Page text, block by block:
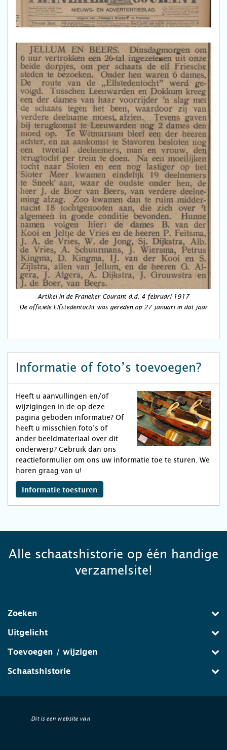
Artikel in de Franeker Courant d.d. 4 februari 1917
De officiële Elfstedentocht was gereden op 27 januari in dat jaar
Informatie of foto’s toevoegen?
Heeft u aanvullingen en/of
wijzigingen in de op deze
pagina geboden informatie? Of
heeft u misschien foto’s of
ander beeldmateriaal over dit
onderwerp? Gebruik dan ons
reactieformulier om ons uw informatie toe te sturen. We
horen graag van u!
Informatie toesturen
Alle schaatshistorie op één handige
verzamelsite!
Zoeken
Uitgelicht
Toevoegen / wijzigen
Schaatshistorie
Dit is een website van